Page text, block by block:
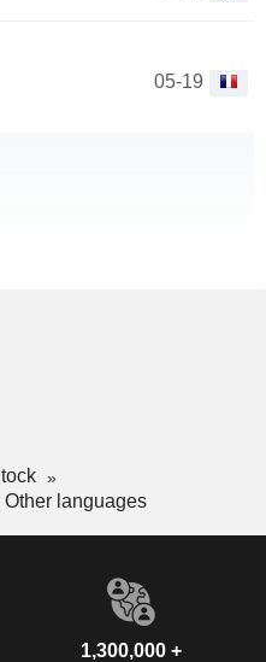
05-19
Other languages
1,300,000 +